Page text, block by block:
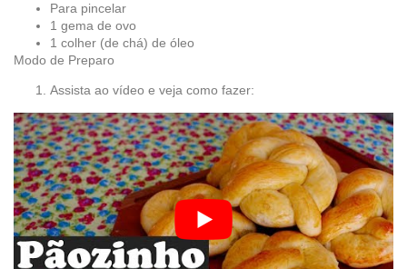
Para pincelar
1 gema de ovo
1 colher (de chá) de óleo
Modo de Preparo
Assista ao vídeo e veja como fazer: